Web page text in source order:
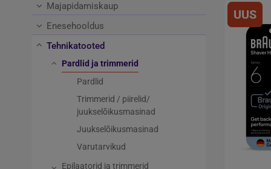
UUS
Majapidamiskaup
Enesehooldus
Tehnikatooted
Pardlid ja trimmerid
Pardlid
Trimmerid / piirelid/
juukselõikusmasinad
Juukselõikusmasinad
Varutarvikud
Epilaatorid ja trimmerid